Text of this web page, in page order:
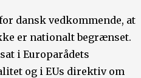
dansk vedkommende, at
er nationalt begrænset.
i Europarådets
og i EUs direktiv om